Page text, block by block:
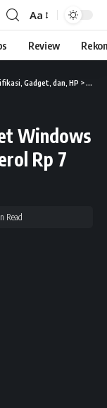
Aa
Review
Gadget, dan, HP >
Windows
Rp 7
Read